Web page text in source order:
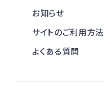
お知らせ
サイトのご利用方法
よくある質問